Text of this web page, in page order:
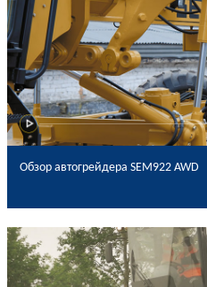
Обзор автогрейдера SEM922 AWD